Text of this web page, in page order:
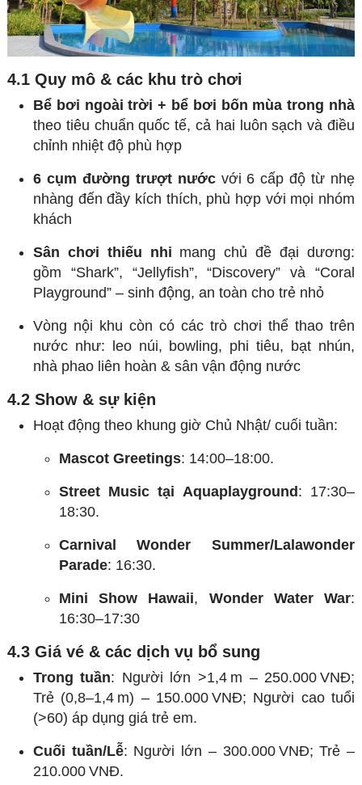
4.1 Quy mô & các khu trò chơi
Bể bơi ngoài trời + bể bơi bốn mùa trong nhà
theo tiêu chuẩn quốc tế, cả hai luôn sạch và điều
chỉnh nhiệt độ phù hợp
6 cụm đường trượt nướcvới 6 cấp độ từ nhẹ
nhàng đến đầy kích thích, phù hợp với mọi nhóm
khách
Sân chơi thiếu nhi mang chủ đề đại dương:
gồm “Shark”, “Jellyfish”, “Discovery” và “Coral
Playground” – sinh động, an toàn cho trẻ nhỏ
Vòng nội khu còn có các trò chơi thể thao trên
nước như: leo núi, bowling, phi tiêu, bạt nhún,
nhà phao liên hoàn & sân vận động nước
4.2 Show & sự kiện
Hoạt động theo khung giờ Chủ Nhật/ cuối tuần:
Mascot Greetings: 14:00–18:00.
Street Music tại Aquaplayground: 17:30–
18:30.
Carnival Wonder Summer/Lalawonder
Parade: 16:30.
Mini Show Hawaii, Wonder Water War:
16:30–17:30
4.3 Giá vé & các dịch vụ bổ sung
Trong tuần: Người lớn >1,4 m – 250.000 VNĐ;
Trẻ (0,8–1,4 m) – 150.000 VNĐ; Người cao tuổi
(>60) áp dụng giá trẻ em.
Cuối tuần/Lễ: Người lớn – 300.000 VNĐ; Trẻ –
210.000 VNĐ.